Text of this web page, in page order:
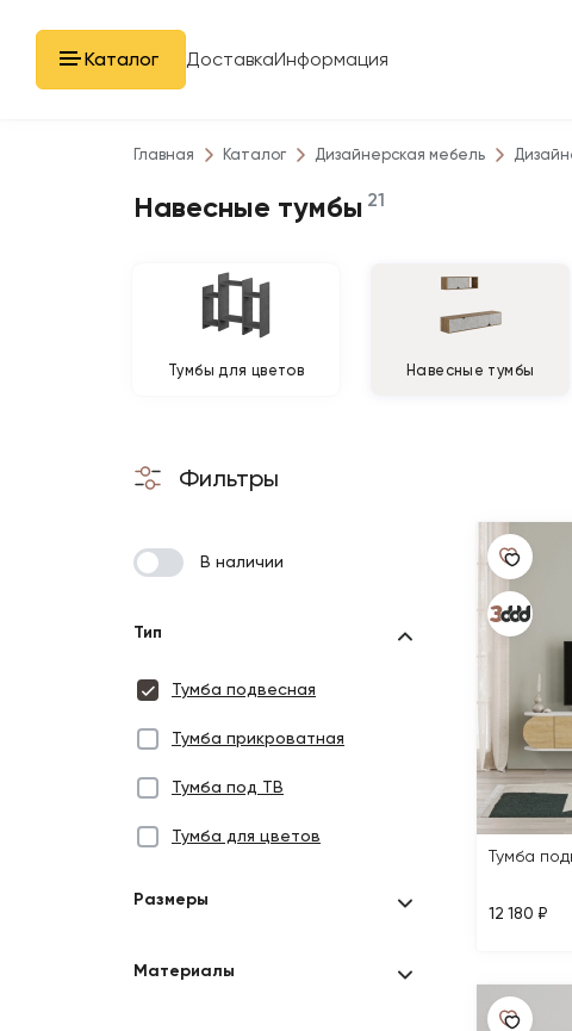
Каталог ДоставкаИнформация
Главная Каталог Дизайнерская мебель
Навесные тумбы 21
Тумбы для цветов Навесные тумбы
Фильтры
В наличии
Тип
Тумба подвесная
Тумба прикроватная
Тумба под ТВ
Тумба для цветов
Размеры
Материалы
Тумба
12 180 ₽